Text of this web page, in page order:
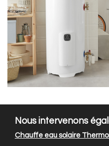
Nous intervenons
Chauffe eau solaire